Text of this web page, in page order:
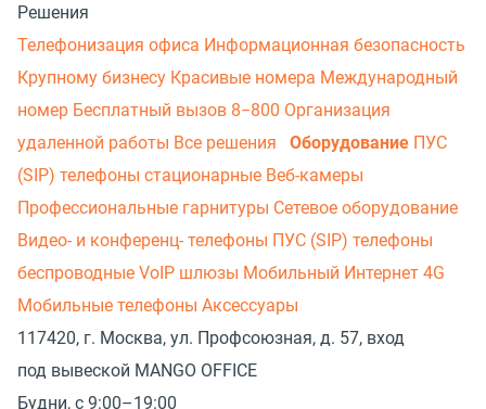
Решения
Телефонизация офиса Информационная безопасность
Крупному бизнесу Красивые номера Международный
номер Бесплатный вызов 8−800 Организация
удаленной работы Все решения Оборудование ПУС
(SIP) телефоны стационарные Веб-камеры
Профессиональные гарнитуры Сетевое оборудование
Видео- и конференц- телефоны ПУС (SIP) телефоны
беспроводные VoIP шлюзы Мобильный Интернет 4G
Мобильные телефоны Аксессуары
117420, г. Москва, ул. Профсоюзная, д. 57, вход
под вывеской MANGO OFFICE
Будни, с 9:00–19:00